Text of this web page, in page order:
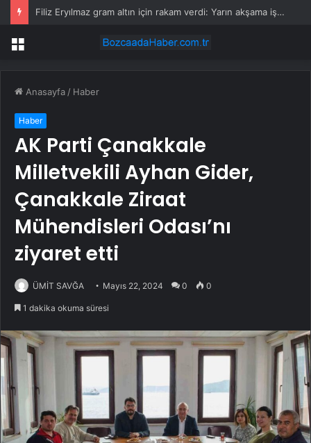
Edirne’de Kamyonet Kaza Yaptı: 2 Yaralı
Menü
Anasayfa / Haber
Haber
AK Parti Çanakkale
Milletvekili Ayhan Gider,
Çanakkale Ziraat
Mühendisleri Odası’nı
ziyaret etti
ÜMİT SAVĞA Mayıs 22, 2024 0 0
1 dakika okuma süresi